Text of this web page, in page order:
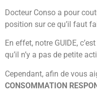
Docteur Conso a pour
position sur ce qu’il faut
En effet, notre GUIDE,
qu’il n’y a pas de petite
Cependant, afin de vous
CONSOMMATION